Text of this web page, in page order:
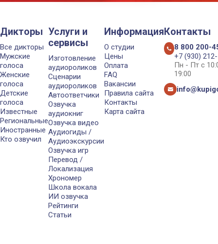
Дикторы
Все дикторы
Мужские
голоса
Женские
голоса
Детские
голоса
Известные
Региональные
Иностранные
Кто озвучил
Услуги и
сервисы
Изготовление
аудиороликов
Сценарии
аудиороликов
Автоответчики
Озвучка
аудиокниг
Озвучка видео
Аудиогиды /
Аудиоэкскурсии
Озвучка игр
Перевод /
Локализация
Хрономер
Школа вокала
ИИ озвучка
Рейтинги
Статьи
Информация
О студии
Цены
Оплата
FAQ
Вакансии
Правила сайта
Контакты
Карта сайта
Контакты
8 800 200-
+7 (930)
Пн - Пт с
19:00